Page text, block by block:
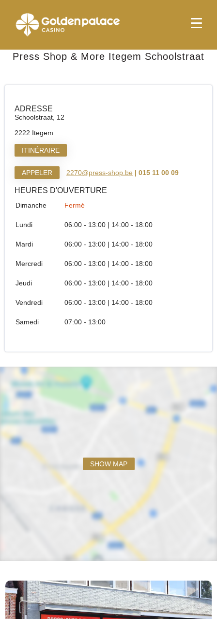
page d'accueil
Press Shop & More Itegem Schoolstraat
ADRESSE
Schoolstraat, 12
2222 Itegem
ITINÉRAIRE
APPELER 2270@press-shop.be | 015 11 00 09
HEURES D'OUVERTURE
Dimanche Fermé
Lundi 06:00 - 13:00 | 14:00 - 18:00
Mardi 06:00 - 13:00 | 14:00 - 18:00
Mercredi 06:00 - 13:00 | 14:00 - 18:00
Jeudi 06:00 - 13:00 | 14:00 - 18:00
Vendredi 06:00 - 13:00 | 14:00 - 18:00
Samedi 07:00 - 13:00
SHOW MAP